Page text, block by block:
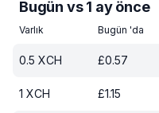
Bugün vs 1 ay önce
Varlık Bugün 'da
0.5 XCH £0.57
1 XCH £1.15